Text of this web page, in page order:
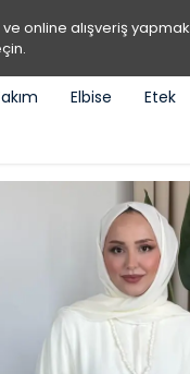
online alışveriş yapmak
Elbise Etek